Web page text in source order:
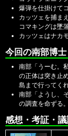
爆弾を仕掛けて
カッツェを捕ま
コマキングは墜落
カッツェはナカ
今回の南部博士
南部「うーむ。
の正体は突き止
島まで行ってく
南部「ようし、
の調査を命ずる
感想・考証・